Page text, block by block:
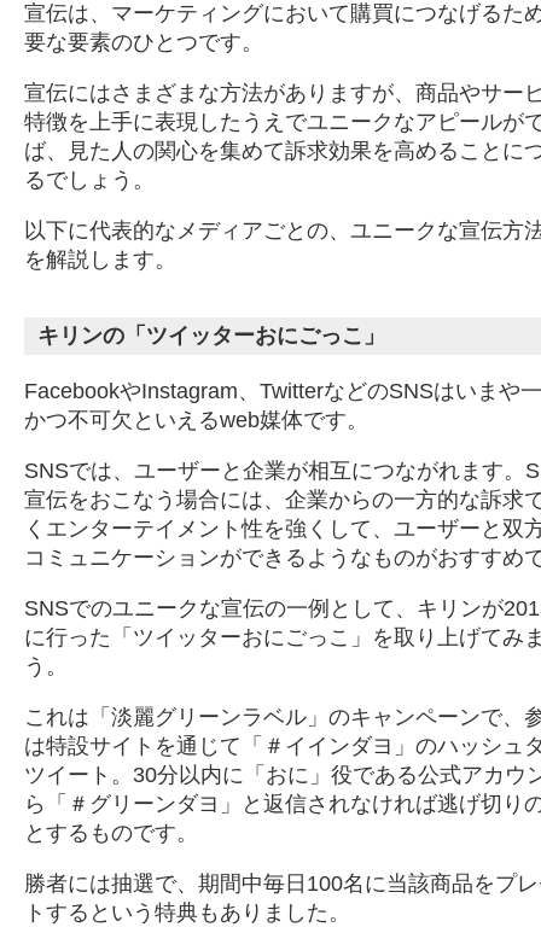
宣伝は、マーケティングにおいて購買につなげるた
要な要素のひとつです。
宣伝にはさまざまな方法がありますが、商品やサー
特徴を上手に表現したうえでユニークなアピールが
ば、見た人の関心を集めて訴求効果を高めることに
るでしょう。
以下に代表的なメディアごとの、ユニークな宣伝方
を解説します。
キリンの「ツイッターおにごっこ」
FacebookやInstagram、TwitterなどのSNSはいまや
かつ不可欠といえるweb媒体です。
SNSでは、ユーザーと企業が相互につながれます。
宣伝をおこなう場合には、企業からの一方的な訴求
くエンターテイメント性を強くして、ユーザーと双
コミュニケーションができるようなものがおすすめ
SNSでのユニークな宣伝の一例として、キリンが
に行った「ツイッターおにごっこ」を取り上げてみ
う。
これは「淡麗グリーンラベル」のキャンペーンで、
は特設サイトを通じて「＃イインダヨ」のハッシュ
ツイート。30分以内に「おに」役である公式アカウ
ら「＃グリーンダヨ」と返信されなければ逃げ切り
とするものです。
勝者には抽選で、期間中毎日100名に当該商品をプ
トするという特典もありました。